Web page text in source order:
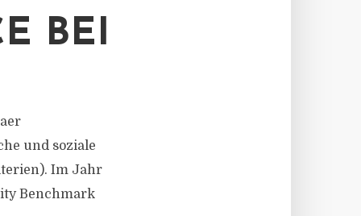
BEI
und soziale
Im Jahr
Benchmark